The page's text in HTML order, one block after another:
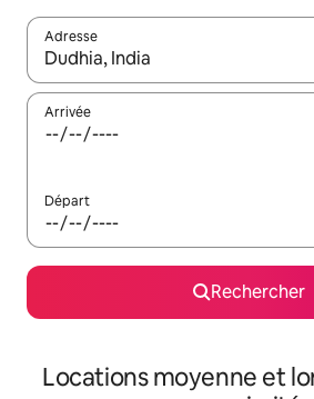
Adresse
Lorsque les résultats s'affichent,
Arrivée
Départ
Rechercher
Locations moyenne et